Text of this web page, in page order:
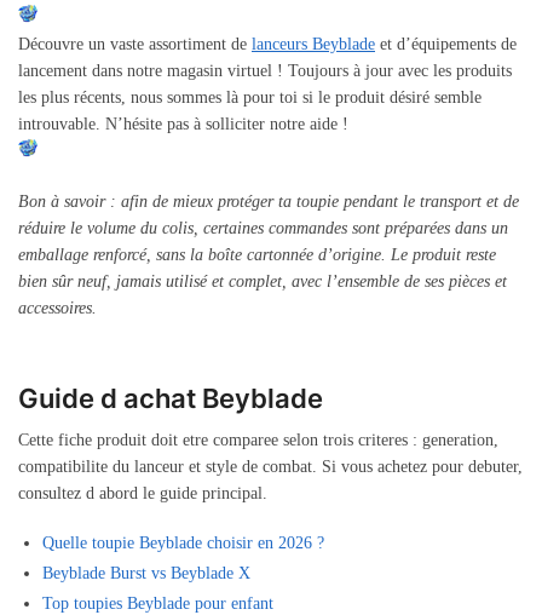
Découvre un vaste assortiment de lanceurs Beyblade et d’équipements de
lancement dans notre magasin virtuel ! Toujours à jour avec les produits
les plus récents, nous sommes là pour toi si le produit désiré semble
introuvable. N’hésite pas à solliciter notre aide !
Bon à savoir : afin de mieux protéger ta toupie pendant le transport et de
réduire le volume du colis, certaines commandes sont préparées dans un
emballage renforcé, sans la boîte cartonnée d’origine. Le produit reste
bien sûr neuf, jamais utilisé et complet, avec l’ensemble de ses pièces et
accessoires.
Guide d achat Beyblade
Cette fiche produit doit etre comparee selon trois criteres : generation,
compatibilite du lanceur et style de combat. Si vous achetez pour debuter,
consultez d abord le guide principal.
Quelle toupie Beyblade choisir en 2026 ?
Beyblade Burst vs Beyblade X
Top toupies Beyblade pour enfant